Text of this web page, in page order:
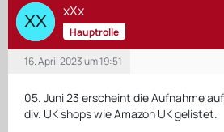
xXx
Hauptrolle
16. April 2023 um 19:51
05. Juni 23 erscheint die Aufnahme
div. UK shops wie Amazon UK gelistet.